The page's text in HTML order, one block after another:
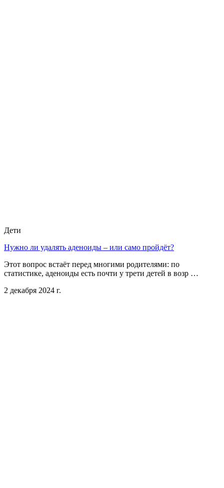
Дети
Нужно ли удалять аденоиды – или само пройдёт?
Этот вопрос встаёт перед многими родителями: по
статистике, аденоиды есть почти у трети детей в возр …
2 декабря 2024 г.